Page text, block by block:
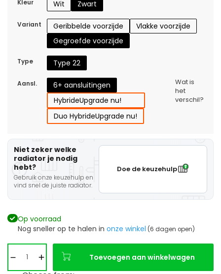
Kleur Wit Zwart
Variant Geribbelde voorzijde
Vlakke voorzijde
Gegroefde voorzijde
Type Type 22
Aansl.
6+ aansluitingen
HybrideUpgrade nu!
Duo HybrideUpgrade nu!
Wat is
het
verschil?
Niet zeker welke
radiator je nodig
hebt?
Gebruik onze keuzehulp en
vind snel de juiste radiator.
Doe de keuzehulp
Op voorraad
Nog sneller op te halen in onze winkel (6 dagen open)
Toevoegen aan winkelwagen